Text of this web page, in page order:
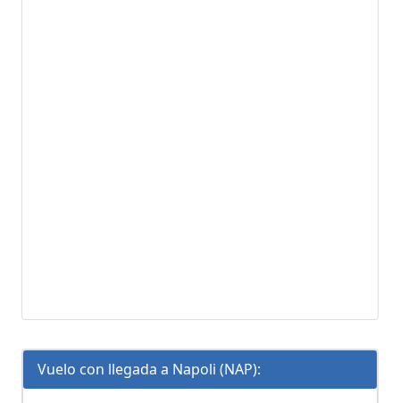
Vuelo con llegada a Napoli (NAP):